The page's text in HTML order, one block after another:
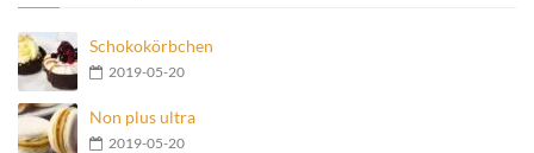
Schokokörbchen
2019-05-20
Non plus ultra
2019-05-20